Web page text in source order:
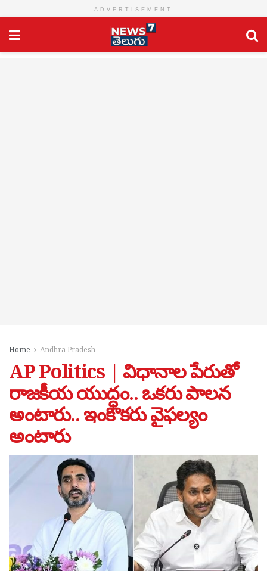
ADVERTISEMENT
Home Andhra Pradesh
AP Politics | విధానాల పేరుతో
రాజకీయ యుద్ధం.. ఒకరు పాలన
అంటారు.. ఇంకొకరు వైఫల్యం
అంటారు